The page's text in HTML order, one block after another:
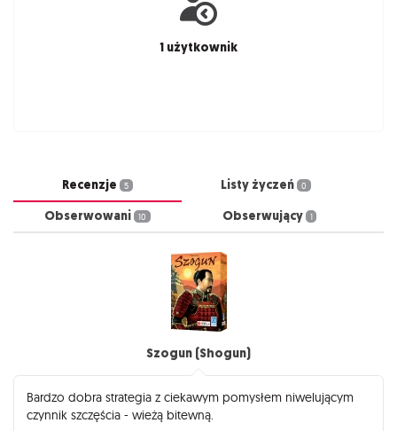
1 użytkownik
Recenzje 5 Listy życzeń 0
Obserwowani 10 Obserwujący 1
Szogun (Shogun)
Bardzo dobra strategia z ciekawym pomysłem niwelującym
czynnik szczęścia - wieżą bitewną.